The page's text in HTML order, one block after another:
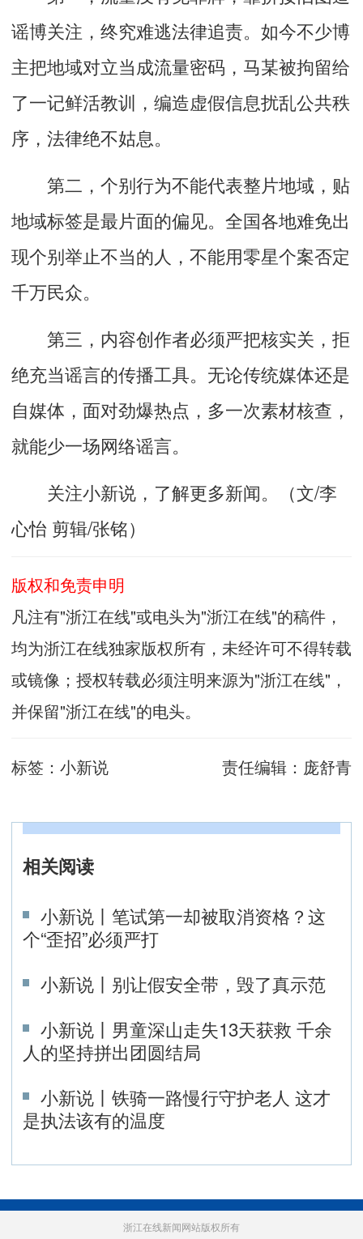
谣博关注，终究难逃法律追责。如今不少博
主把地域对立当成流量密码，马某被拘留给
了一记鲜活教训，编造虚假信息扰乱公共秩
序，法律绝不姑息。
第二，个别行为不能代表整片地域，贴
地域标签是最片面的偏见。全国各地难免出
现个别举止不当的人，不能用零星个案否定
千万民众。
第三，内容创作者必须严把核实关，拒
绝充当谣言的传播工具。无论传统媒体还是
自媒体，面对劲爆热点，多一次素材核查，
就能少一场网络谣言。
关注小新说，了解更多新闻。（文/李
心怡 剪辑/张铭）
版权和免责申明
凡注有"浙江在线"或电头为"浙江在线"的稿件，
均为浙江在线独家版权所有，未经许可不得转载
或镜像；授权转载必须注明来源为"浙江在线"，
并保留"浙江在线"的电头。
标签： 小新说 责任编辑： 庞舒青
相关阅读
小新说丨笔试第一却被取消资格？这
个“歪招”必须严打
小新说丨别让假安全带，毁了真示范
小新说丨男童深山走失13天获救 千余
人的坚持拼出团圆结局
小新说丨铁骑一路慢行守护老人 这才
是执法该有的温度
浙江在线新闻网站版权所有